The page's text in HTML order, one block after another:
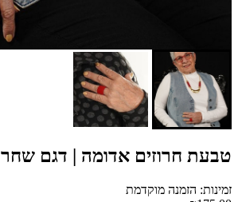
טבעת חרוזים אדומה | דגם שחר
זמינות: הזמנה מוקדמת